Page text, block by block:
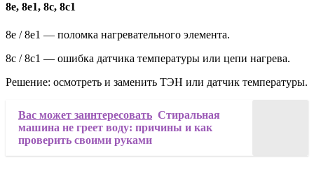
8e, 8e1, 8c, 8c1
8e / 8e1 — поломка нагревательного элемента.
8c / 8с1 — ошибка датчика температуры или цепи нагрева.
Решение: осмотреть и заменить ТЭН или датчик температуры.
Вас может заинтересовать Стиральная
машина не греет воду: причины и как
проверить своими руками